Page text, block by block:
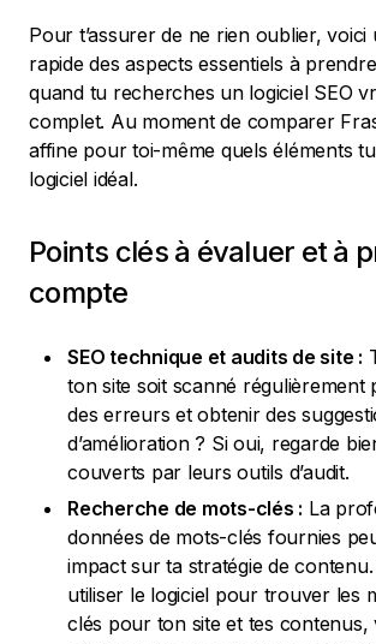
Pour t’assurer de ne rien oublier,
rapide des aspects essentiels à
quand tu recherches un logiciel SEO
complet. Au moment de comparer
affine pour toi-même quels éléments
logiciel idéal.
Points clés à évaluer et à
compte
SEO technique et audits de site :
ton site soit scanné
des erreurs et obtenir des
d’amélioration ? Si oui, regarde
couverts par leurs outils d’audit.
Recherche de mots-clés : La
données de mots-clés fournies
impact sur ta stratégie de
utiliser le logiciel pour trouver les
clés pour ton site et tes contenus,